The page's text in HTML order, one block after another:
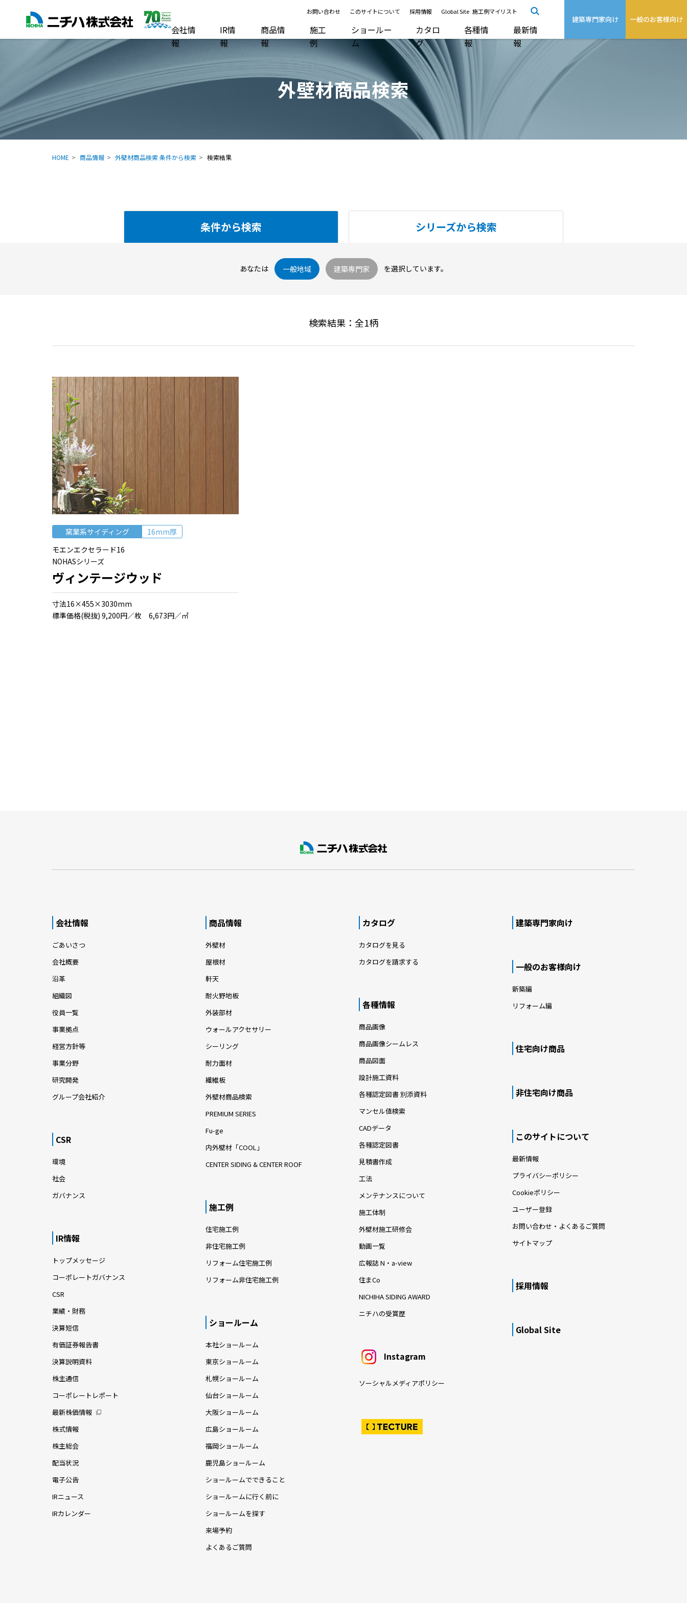
お問い合わせ このサイトについて 採用情報 Global Site 施工例マイリスト
会社情
報
IR情
報
商品情
報
施工
例
ショールー
ム
カタロ
グ
各種情
報
最新情
報
建築専門家向け 一般のお客様向け
外壁材商品検索
HOME 商品情報 外壁材商品検索 条件から検索 検索結果
条件から検索 シリーズから検索
あなたは 一般地域 建築専門家 を選択しています。
検索結果：全1柄
窯業系サイディング
16mm厚
モエンエクセラード16
NOHASシリーズ
ヴィンテージウッド
⼨法16×455×3030mm
標準価格(税抜) 9,200円／枚 6,673円／㎡
会社情報
ごあいさつ
会社概要
沿革
組織図
役員一覧
事業拠点
経営方針等
事業分野
研究開発
グループ会社紹介
CSR
環境
社会
ガバナンス
IR情報
トップメッセージ
コーポレートガバナンス
CSR
業績・財務
決算短信
有価証券報告書
決算説明資料
株主通信
コーポレートレポート
最新株価情報
株式情報
株主総会
配当状況
電子公告
IRニュース
IRカレンダー
商品情報
外壁材
屋根材
軒天
耐火野地板
外装部材
ウォールアクセサリー
シーリング
耐力面材
繊維板
外壁材商品検索
PREMIUM SERIES
Fu-ge
内外壁材「COOL」
CENTER SIDING & CENTER ROOF
施工例
住宅施工例
非住宅施工例
リフォーム住宅施工例
リフォーム非住宅施工例
ショールーム
本社ショールーム
東京ショールーム
札幌ショールーム
仙台ショールーム
大阪ショールーム
広島ショールーム
福岡ショールーム
鹿児島ショールーム
ショールームでできること
ショールームに行く前に
ショールームを探す
来場予約
よくあるご質問
カタログ
カタログを見る
カタログを請求する
各種情報
商品画像
商品画像シームレス
商品図面
設計施工資料
各種認定図書 別添資料
マンセル値検索
CADデータ
各種認定図書
見積書作成
工法
メンテナンスについて
施工体制
外壁材施工研修会
動画一覧
広報誌 N・a-view
住まCo
NICHIHA SIDING AWARD
ニチハの受賞歴
Instagram
ソーシャルメディアポリシー
建築専門家向け
一般のお客様向け
新築編
リフォーム編
住宅向け商品
非住宅向け商品
このサイトについて
最新情報
プライバシーポリシー
Cookieポリシー
ユーザー登録
お問い合わせ・よくあるご質問
サイトマップ
採用情報
Global Site